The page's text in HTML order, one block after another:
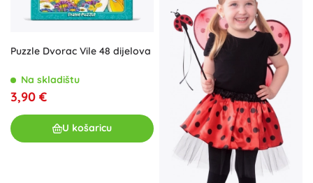
Puzzle Dvorac Vile 48 dijelova
Na skladištu
3,90 €
U košaricu